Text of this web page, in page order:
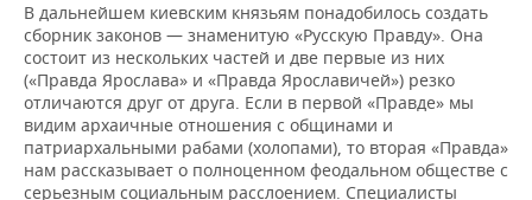
В дальнейшем киевским князьям понадобилось создать
сборник законов — знаменитую «Русскую Правду». Она
состоит из нескольких частей и две первые из них
(«Правда Ярослава» и «Правда Ярославичей») резко
отличаются друг от друга. Если в первой «Правде» мы
видим архаичные отношения с общинами и
патриархальными рабами (холопами), то вторая «Правда»
нам рассказывает о полноценном феодальном обществе с
серьезным социальным расслоением. Специалисты